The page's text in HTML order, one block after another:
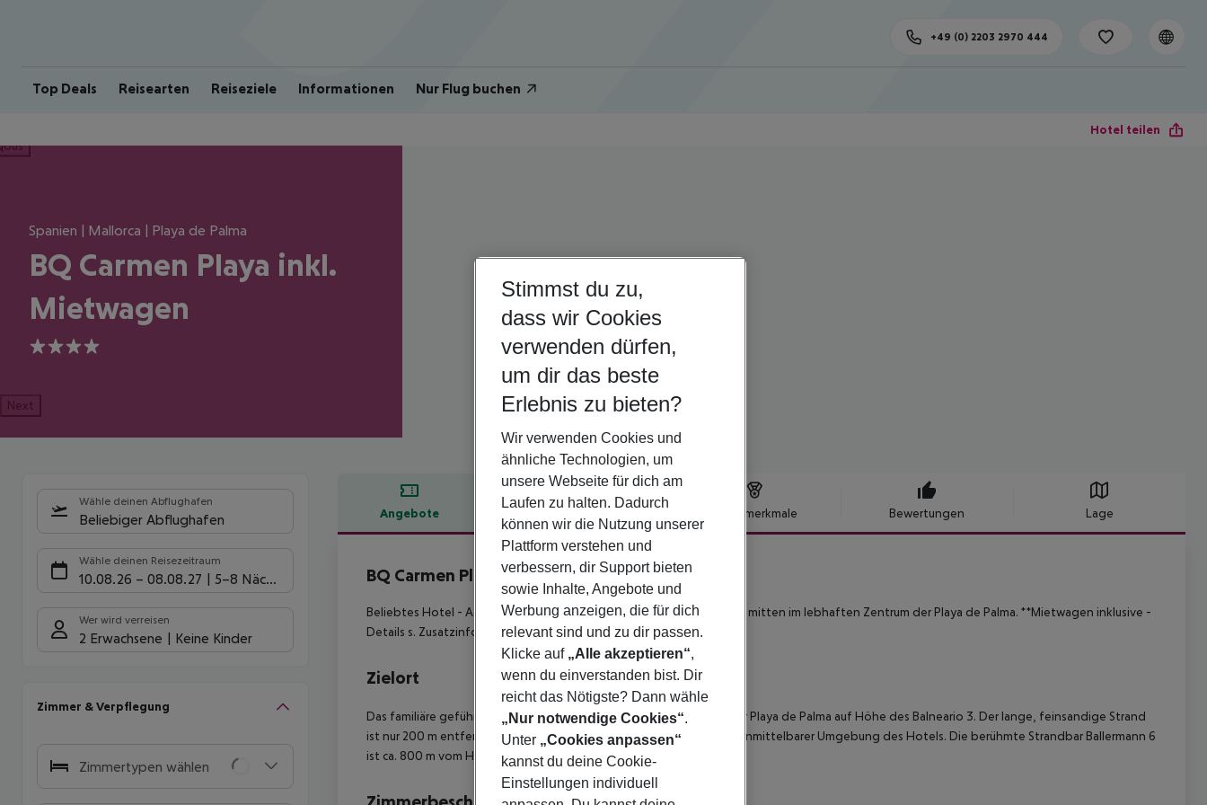
Top Deals Reisearten Reiseziele Informationen Nur Flug buchen
+49 (0) 2203 2970 444
Hotel teilen
Spanien | Mallorca | Playa de Palma
BQ Carmen Playa inkl.
Mietwagen
4
Next
Wähle deinen Abflughafen
Beliebiger Abflughafen
Wähle deinen Reisezeitraum
10.08.26 – 08.08.27 5-8 Nächte
Wer wird verreisen
2 Erwachsene Keine Kinder
Zimmer & Verpflegung
Zimmertypen wählen
Angebote Hotelmerkmale Bewertungen Lage
Hotelbeschreibung
BQ Carmen Playa inkl. Mietwagen
4
Beliebtes Hotel - Adults only- der Mittelklasse in idealer Standlage - mitten im lebhaften Zentrum der Playa de Palma. **Mietwagen inklusive -
Details s. Zusatzinfo.**
Zielort
Das familiäre geführte, lebhafte Hotel liegt in einer Seitenstraße der Playa de Palma auf Höhe des Balneario 3. Der lange, feinsandige Strand
ist nur 200 m entfernt. Restaurants und Geschäfte befinden sich in unmittelbarer Umgebung des Hotels. Die berühmte Strandbar Ballermann 6
ist ca. 800 m vom Hotel entfernt.
Stimmst du zu,
dass wir Cookies
verwenden dürfen,
um dir das beste
Erlebnis zu bieten?
Wir verwenden Cookies und
ähnliche Technologien, um
unsere Webseite für dich am
Laufen zu halten. Dadurch
können wir die Nutzung unserer
Plattform verstehen und
verbessern, dir Support bieten
sowie Inhalte, Angebote und
Werbung anzeigen, die für dich
relevant sind und zu dir passen.
Klicke auf „Alle akzeptieren“,
wenn du einverstanden bist. Dir
reicht das Nötigste? Dann wähle
„Nur notwendige Cookies“.
Unter „Cookies anpassen“
kannst du deine Cookie-
Einstellungen individuell